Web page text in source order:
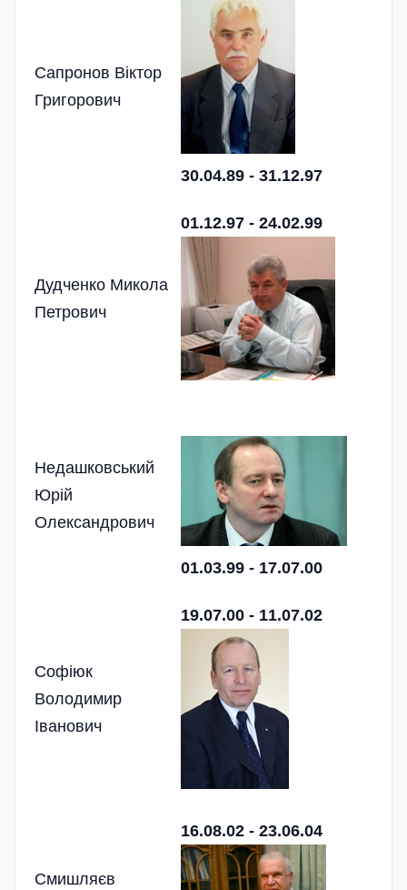
Сапронов Віктор
Григорович
30.04.89 - 31.12.97
Дудченко Микола
Петрович
01.12.97 - 24.02.99
Недашковський
Юрій
Олександрович
01.03.99 - 17.07.00
Софіюк
Володимир
Іванович
19.07.00 - 11.07.02
Смишляєв
16.08.02 - 23.06.04